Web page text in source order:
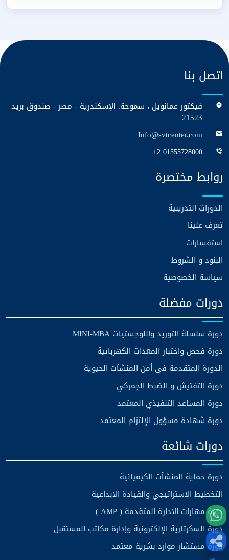
اتصل بنا
فيكتور عمانويل ، سموحة. الإسكندرية - مصر - صندوق بريد
21523
Info@svtcenter.com
+2 01555728000
روابط مختصرة
الدورات التدريبية
تعرف علينا
استفسارات
البنود و الشروط
سياسة الخصوصية
دورات مفضلة
دورة سلسلة التوريد واللوجستيات MINI-MBA
دورة فحص واختبار المعدات الكهربائية
الدورة المتقدمة فى أمن المنشآت الحيوية
دورة التفتيش و الضبط الجمركي
دورة المساعد التنفيذي المعتمد
دورة شهادة مسؤول الإلتزام المعتمد
دورات شائعة
دورة حماية المنشآت الكيميائية
التخطيط الاستراتيجي والقيادة الابداعية
دورة مهارات الادارة المتقدمة ( AMP )
دورة السكرتارية الإلكترونية وإدارة مكاتب المستقبل
دورة مستشار موارد بشرية معتمد